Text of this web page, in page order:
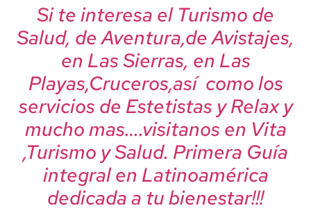
Si te interesa el Turismo de
Salud, de Aventura,de Avistajes,
en Las Sierras, en Las
Playas,Cruceros,así como los
servicios de Estetistas y Relax y
mucho mas….visitanos en Vita
,Turismo y Salud. Primera Guía
integral en Latinoamérica
dedicada a tu bienestar!!!